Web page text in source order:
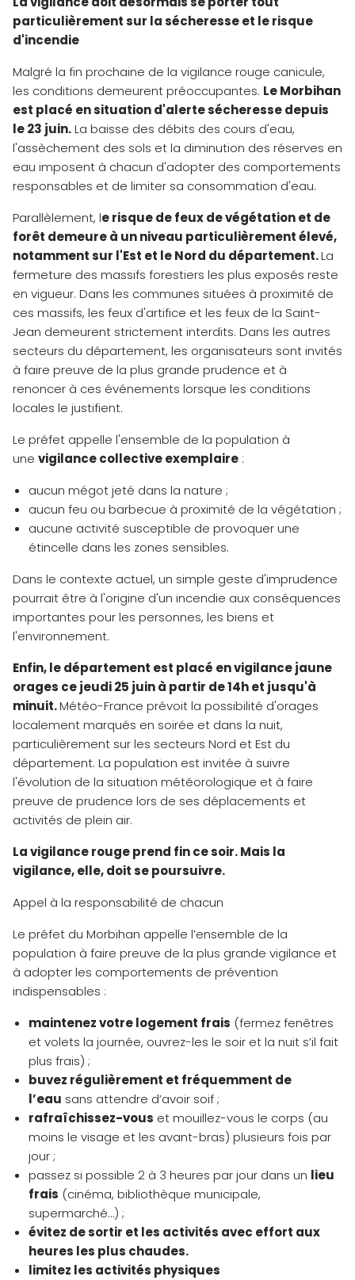
particulièrement sur la sécheresse et le risque
d'incendie
Malgré la fin prochaine de la vigilance rouge canicule,
les conditions demeurent préoccupantes. Le Morbihan
est placé en situation d'alerte sécheresse depuis
le 23 juin.La baisse des débits des cours d'eau,
l'assèchement des sols et la diminution des réserves en
eau imposent à chacun d'adopter des comportements
responsables et de limiter sa consommation d'eau.
Parallèlement, le risque de feux de végétation et de
forêt demeure à un niveau particulièrement élevé,
notamment sur l'Est et le Nord du département.La
fermeture des massifs forestiers les plus exposés reste
en vigueur. Dans les communes situées à proximité de
ces massifs, les feux d'artifice et les feux de la Saint-
Jean demeurent strictement interdits. Dans les autres
secteurs du département, les organisateurs sont invités
à faire preuve de la plus grande prudence et à
renoncer à ces événements lorsque les conditions
locales le justifient.
Le préfet appelle l'ensemble de la population à
une vigilance collective exemplaire :
aucun mégot jeté dans la nature ;
aucun feu ou barbecue à proximité de la végétation ;
aucune activité susceptible de provoquer une
étincelle dans les zones sensibles.
Dans le contexte actuel, un simple geste d'imprudence
pourrait être à l'origine d'un incendie aux conséquences
importantes pour les personnes, les biens et
l'environnement.
Enfin, le département est placé en vigilance jaune
orages ce jeudi 25 juin à partir de 14h et jusqu'à
minuit.Météo-France prévoit la possibilité d'orages
localement marqués en soirée et dans la nuit,
particulièrement sur les secteurs Nord et Est du
département. La population est invitée à suivre
l'évolution de la situation météorologique et à faire
preuve de prudence lors de ses déplacements et
activités de plein air.
La vigilance rouge prend fin ce soir. Mais la
vigilance, elle, doit se poursuivre.
Appel à la responsabilité de chacun
Le préfet du Morbihan appelle l’ensemble de la
population à faire preuve de la plus grande vigilance et
à adopter les comportements de prévention
indispensables :
maintenez votre logement frais (fermez fenêtres
et volets la journée, ouvrez-les le soir et la nuit s’il fait
plus frais) ;
buvez régulièrement et fréquemment de
l’eau sans attendre d’avoir soif ;
rafraîchissez-vous et mouillez-vous le corps (au
moins le visage et les avant-bras) plusieurs fois par
jour ;
passez si possible 2 à 3 heures par jour dans un lieu
frais (cinéma, bibliothèque municipale,
supermarché…) ;
évitez de sortir et les activités avec effort aux
heures les plus chaudes.
limitez les activités physiques